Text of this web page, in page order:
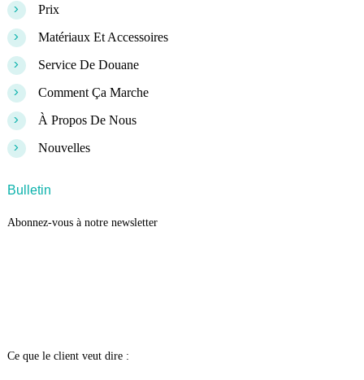
> Prix
> Matériaux Et Accessoires
> Service De Douane
> Comment Ça Marche
> À Propos De Nous
> Nouvelles
Bulletin
Abonnez-vous à notre newsletter
Ce que le client veut dire :